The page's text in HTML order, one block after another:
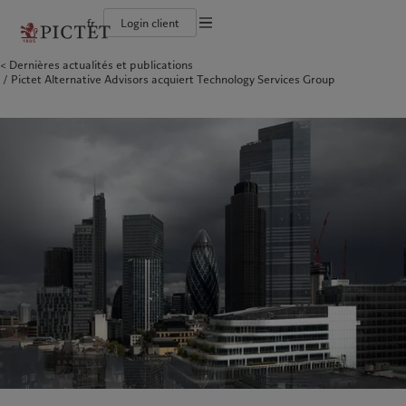
fr Login client
Le groupe Pictet
Les associés du Groupe
Diversité, équité et inclusion
Particuliers et familles
Institutions et intermédiaires financiers
Wealth management
Asset management
Asset services
Publications récentes
Marchés
S’abonner à la newsletter
L’approche de Pictet
Rapport de durabilité
Principes d’investissement en faveur du climat
|Canada (fr)
United States
Asie
China Offshore
Hong Kong SAR
香港特别行政区
新加坡
Europe
Belgique
Deutschland
Moyen-Orient
Israel
United Arab Emirates
Les associés du Groupe
Solidité financière de Pictet
Diversité, équité et inclusion
Collection Pictet
Campus Pictet de Rochemont
Nos clients
Particuliers et familles
Institutions et intermédiaires
financiers
Investisseurs institutionnels
Nos métiers
Wealth management
Asset management
Commentaires et analyses
Publications récentes
Marchés
Documentation légale
Protection des données
Dernières actualités et publications
Pictet Alternative Advisors acquiert Technology Services Group